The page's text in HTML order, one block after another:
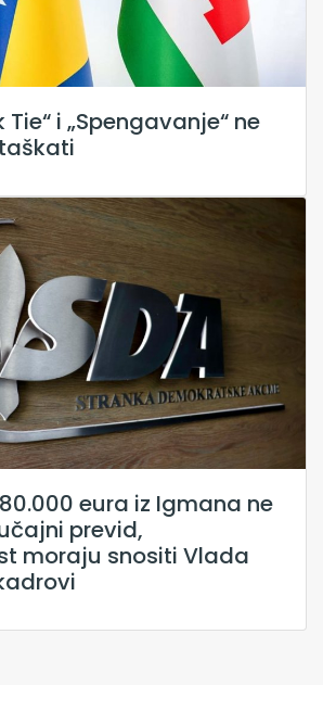
Tie“ i „Spengavanje“ ne
eura iz Igmana ne
previd,
moraju snositi Vlada